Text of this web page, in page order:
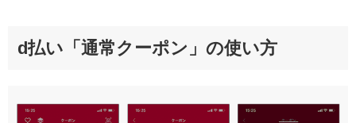
d払い「通常クーポン」の使い方